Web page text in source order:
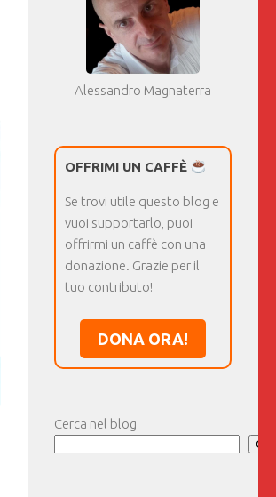
Alessandro Magnaterra
OFFRIMI UN CAFFÈ
Se trovi utile questo blog e
vuoi supportarlo, puoi
offrirmi un caffè con una
donazione. Grazie per il
tuo contributo!
DONA ORA!
Cerca nel blog